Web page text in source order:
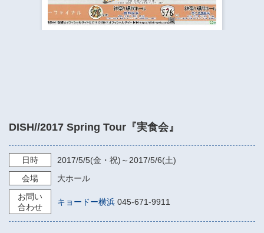
・ 神奈川県民ホールの取り組み
ギャラリーSNS
DISH//2017 Spring Tour『実食会』
日時 2017/5/5(金・祝)～ 2017/5/6(土)
会場
大ホール
お問い
合わせ
キョードー横浜 045-671-9911